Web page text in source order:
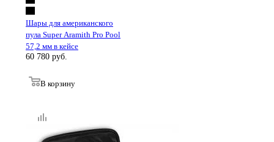
Шары для американского
пула Super Aramith Pro Pool
57,2 мм в кейсе
60 780 руб.
В корзину